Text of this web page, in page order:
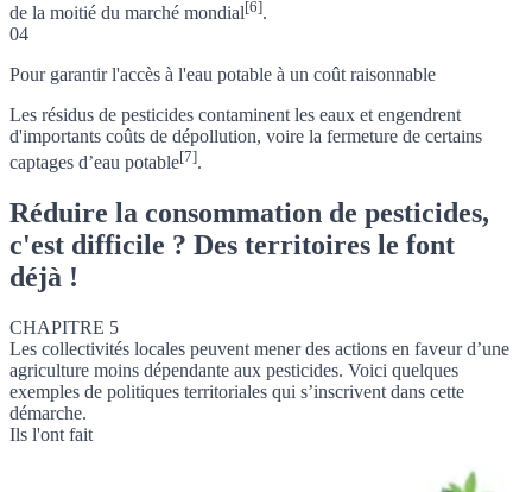
de la moitié du marché mondial[6].
04
Pour garantir l'accès à l'eau potable à un coût raisonnable
Les résidus de pesticides contaminent les eaux et engendrent
d'importants coûts de dépollution, voire la fermeture de certains
captages d’eau potable[7].
Réduire la consommation de pesticides,
c'est difficile ? Des territoires le font
déjà !
CHAPITRE 5
Les collectivités locales peuvent mener des actions en faveur d’une
agriculture moins dépendante aux pesticides. Voici quelques
exemples de politiques territoriales qui s’inscrivent dans cette
démarche.
Ils l'ont fait